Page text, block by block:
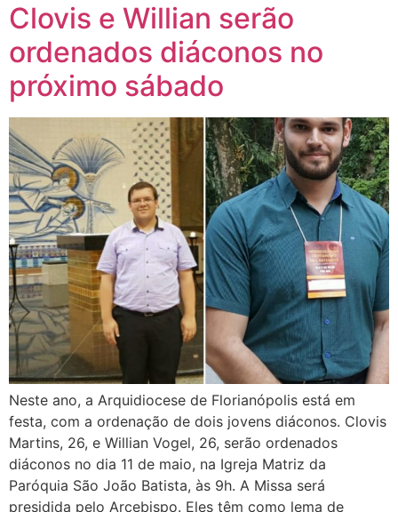
Clovis e Willian serão
ordenados diáconos no
próximo sábado
Neste ano, a Arquidiocese de Florianópolis está em
festa, com a ordenação de dois jovens diáconos. Clovis
Martins, 26, e Willian Vogel, 26, serão ordenados
diáconos no dia 11 de maio, na Igreja Matriz da
Paróquia São João Batista, às 9h. A Missa será
presidida pelo Arcebispo. Eles têm como lema de